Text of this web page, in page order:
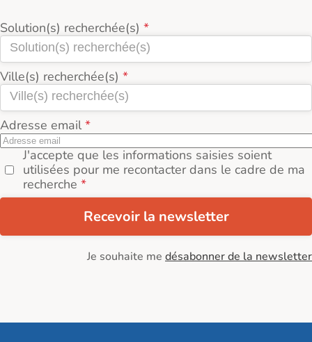
Solution(s) recherchée(s)
Ville(s) recherchée(s)
Adresse email
J'accepte que les informations saisies soient
utilisées pour me recontacter dans le cadre de ma
recherche
Recevoir la newsletter
Je souhaite me désabonner de la newsletter